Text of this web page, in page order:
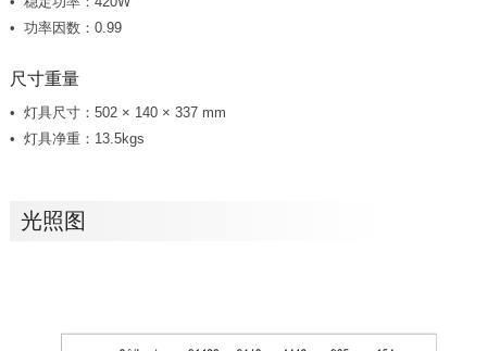
功率因数：0.99
尺寸重量
灯具尺寸：502 × 140 × 337 mm
灯具净重：13.5kgs
光照图